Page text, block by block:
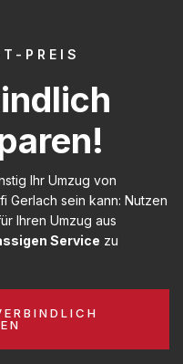
PREIS
Ihr Umzug von
Gerlach sein kann: Nutzen
Ihren Umzug aus
Service zu